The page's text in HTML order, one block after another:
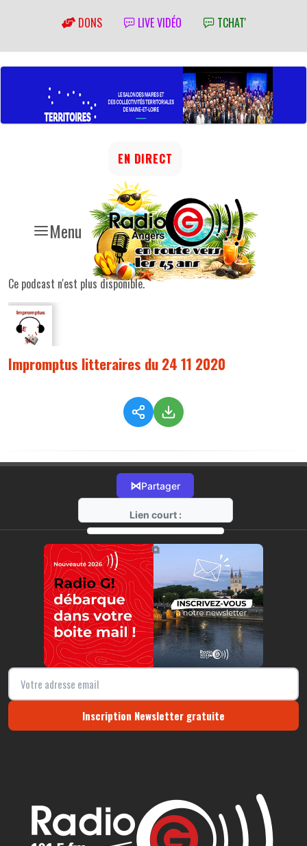
DONS LIVE VIDÉO TCHAT'
Menu
EN DIRECT
Ce podcast n'est plus disponible.
Impromptus litteraires du 24 11 2020
⋈Partager
Lien court :
https://radio-g.fr?3335
⧉
Inscription Newsletter gratuite